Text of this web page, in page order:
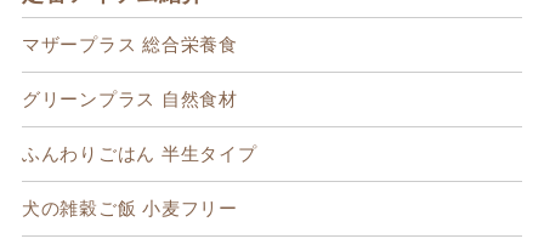
マザープラス 総合栄養食
グリーンプラス 自然食材
ふんわりごはん 半生タイプ
犬の雑穀ご飯 小麦フリー